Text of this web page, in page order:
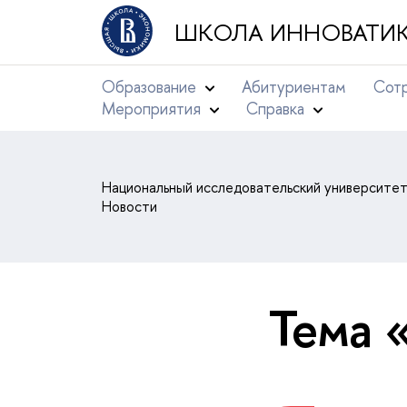
ШКОЛА
Образование Абитуриентам
Мероприятия
Справка
Национальный исследовательский
Новости
Тема